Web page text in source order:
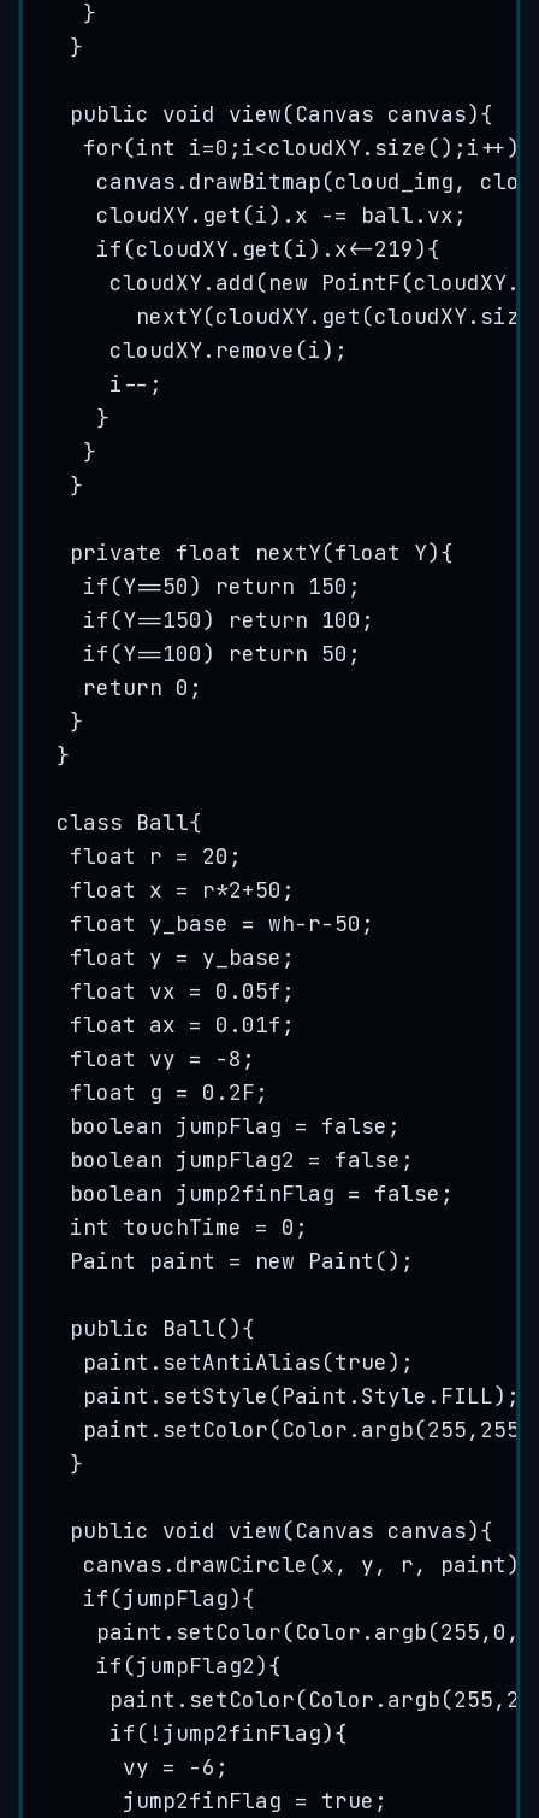
}
}
public void view(Canvas canvas){
for(int i=0 ;i<cloudXY. size () ;i++){
canvas . drawBitmap(cloud_img,
cloudXY. get (i) . x -= ball . vx ;
if (cloudXY. get (i) . x<-219){
cloudXY. add (new PointF(cloudXY.
nextY(cloudXY. get (cloudXY. size
cloudXY. remove (i) ;
i -- ;
}
}
}
private float nextY(float Y){
if (Y==50) return 150 ;
if (Y==150) return 100 ;
if (Y==100) return 50 ;
return 0 ;
}
}
class Ball{
float
r = 20 ;
float
x = r*2+50 ;
float
y_base = wh- r-50 ;
float
y = y_base;
float
vx = 0.05f ;
float
ax = 0.01f ;
float
vy = -8 ;
float
g = 0.2F ;
boolean jumpFlag = false ;
boolean jumpFlag2 = false ;
boolean jump2finFlag = false ;
int
touchTime = 0 ;
Paint
paint = new Paint () ;
public Ball(){
paint . setAntiAlias(true) ;
paint . setStyle (Paint . Style . FILL) ;
paint . setColor(Color . argb(255, 255
}
public void view(Canvas canvas){
canvas . drawCircle (x, y, r, paint)
if (jumpFlag){
paint . setColor(Color . argb(255, 0 ,
if (jumpFlag2){
paint . setColor(Color . argb(255,
if ( ! jump2finFlag){
vy = -6 ;
jump2finFlag = true ;